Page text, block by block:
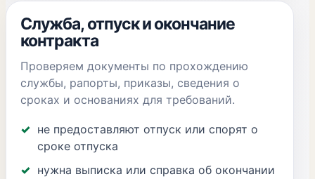
Служба, отпуск и окончание
контракта
Проверяем документы по прохождению
службы, рапорты, приказы, сведения о
сроках и основаниях для требований.
не предоставляют отпуск или спорят о
сроке отпуска
нужна выписка или справка об окончании